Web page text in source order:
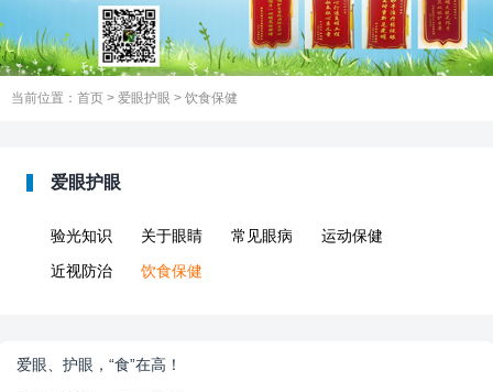
当前位置： 首页 > 爱眼护眼 > 饮食保健
爱眼护眼
验光知识 关于眼睛 常见眼病
运动保健
近视防治
饮食保健
爱眼、护眼，“食”在高！